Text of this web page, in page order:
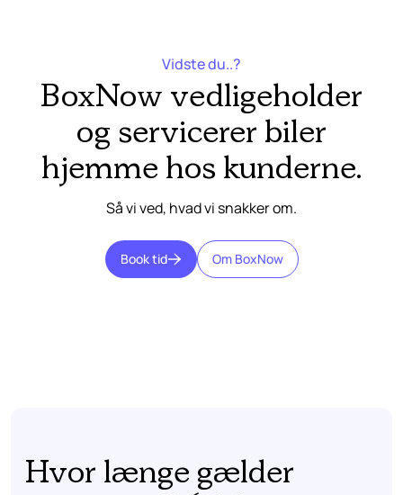
Vidste du..?
BoxNow vedligeholder
og servicerer biler
hjemme hos kunderne.
Så vi ved, hvad vi snakker om.
Book tid Om BoxNow
Hvor længe gælder